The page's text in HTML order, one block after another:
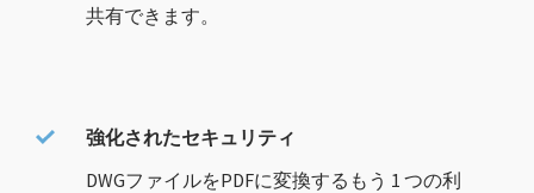
共有できます。
強化されたセキュリティ
DWGファイルをPDFに変換するもう 1 つの利